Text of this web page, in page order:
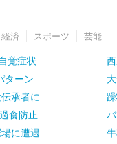
済 スポーツ 芸能
覚症状
ターン
承者に
食防止
に遭遇